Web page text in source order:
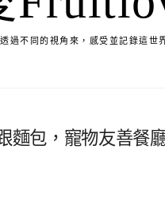
過不同的視角來，感受並記錄這世
麵包，寵物友善餐